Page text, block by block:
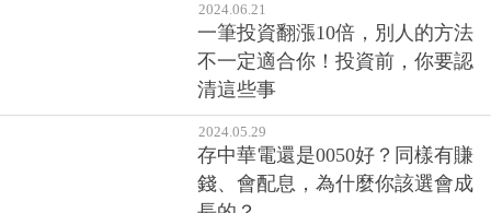
2024.06.21
一筆投資翻漲10倍，別人的方法
不一定適合你！投資前，你要認
清這些事
2024.05.29
存中華電還是0050好？同樣有賺
錢、會配息，為什麼你該選會成